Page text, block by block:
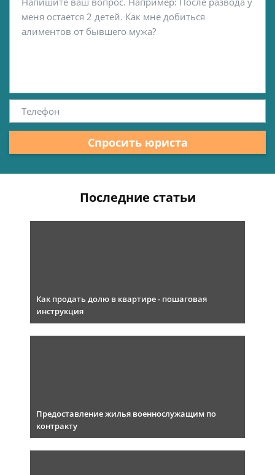
Спросить юриста
Последние статьи
Как продать долю в квартире - пошаговая
инструкция
Предоставление жилья военнослужащим по
контракту